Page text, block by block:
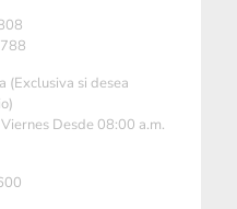
(Exclusiva si desea
Desde 08:00 a.m.